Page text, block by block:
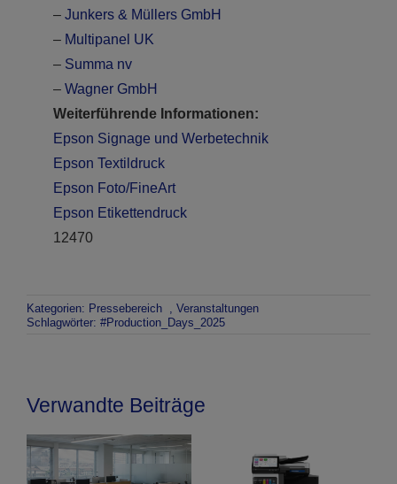
– Junkers & Müllers GmbH
– Multipanel UK
– Summa nv
– Wagner GmbH
Weiterführende Informationen:
Epson Signage und Werbetechnik
Epson Textildruck
Epson Foto/FineArt
Epson Etikettendruck
12470
Kategorien: Pressebereich , Veranstaltungen
Schlagwörter: #Production_Days_2025
Verwandte Beiträge